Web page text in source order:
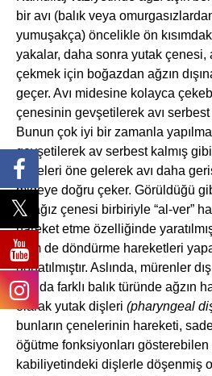
bir avı (balık veya
yumuşakça) öncelikle ön
yakalar, daha sonra yutak çenesi,
çekmek için boğazdan ağzın
geçer. Avı midesine kolayca
çenesinin gevşetilerek avı serbest
Bunun çok iyi bir zamanla
gevşetilerek av serbest kalmış
çeneleri öne gelerek avı daha
mideye doğru çeker. Görüldüğü
ile ağız çenesi birbiriyle “al-ver”
hareket etme özelliğinde
hem de döndürme hareketleri
donatılmıştır. Aslında, mürenler
sayıda farklı balık türünde ağzın
olarak yutak dişleri (pharyngeal
bunların çenelerinin hareketi,
öğütme fonksiyonları gösterebilen
kabiliyetindeki dişlerle döşenmiş